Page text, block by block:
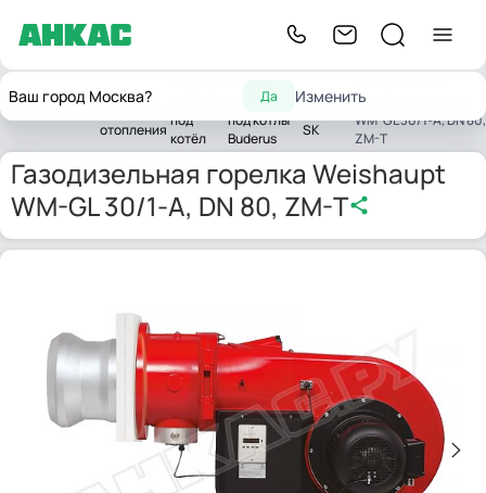
Ваш город Москва? Да Изменить
Главная
Горелки
отопления под
котёл
горелок
под котлы
Buderus
Buderus
SK
горелка Weishaupt
WM-GL 30/1-A, DN 80,
ZM-T
Газодизельная горелка Weishaupt
WM-GL 30/1-A, DN 80, ZM-T